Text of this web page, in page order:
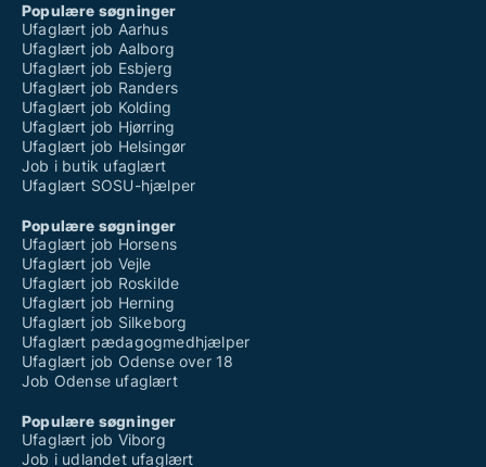
Populære søgninger
Ufaglært job Aarhus
Ufaglært job Aalborg
Ufaglært job Esbjerg
Ufaglært job Randers
Ufaglært job Kolding
Ufaglært job Hjørring
Ufaglært job Helsingør
Job i butik ufaglært
Ufaglært SOSU-hjælper
Populære søgninger
Ufaglært job Horsens
Ufaglært job Vejle
Ufaglært job Roskilde
Ufaglært job Herning
Ufaglært job Silkeborg
Ufaglært pædagogmedhjælper
Ufaglært job Odense over 18
Job Odense ufaglært
Populære søgninger
Ufaglært job Viborg
Job i udlandet ufaglært